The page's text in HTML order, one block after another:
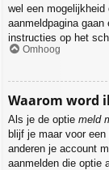
wel een
aanmeldpagina gaan
instructies op het
Omhoog
Waarom word
Als je de optie meld
blijf je maar voor
anderen je account
aanmelden die optie